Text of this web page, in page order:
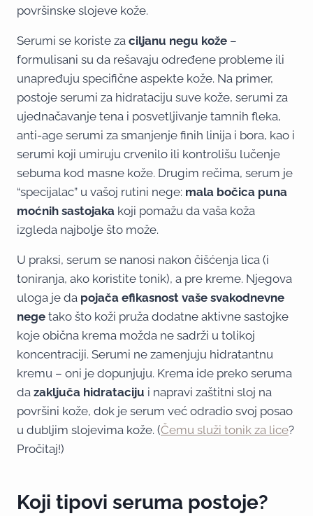
površinske slojeve kože.
Serumi se koriste za ciljanu negu kože –
formulisani su da rešavaju određene probleme ili
unapređuju specifične aspekte kože. Na primer,
postoje serumi za hidrataciju suve kože, serumi za
ujednačavanje tena i posvetljivanje tamnih fleka,
anti-age serumi za smanjenje finih linija i bora, kao i
serumi koji umiruju crvenilo ili kontrolišu lučenje
sebuma kod masne kože. Drugim rečima, serum je
“specijalac” u vašoj rutini nege: mala bočica puna
moćnih sastojaka koji pomažu da vaša koža
izgleda najbolje što može.
U praksi, serum se nanosi nakon čišćenja lica (i
toniranja, ako koristite tonik), a pre kreme. Njegova
uloga je da pojača efikasnost vaše svakodnevne
nege tako što koži pruža dodatne aktivne sastojke
koje obična krema možda ne sadrži u tolikoj
koncentraciji. Serumi ne zamenjuju hidratantnu
kremu – oni je dopunjuju. Krema ide preko seruma
da zaključa hidrataciju i napravi zaštitni sloj na
površini kože, dok je serum već odradio svoj posao
u dubljim slojevima kože. (Čemu služi tonik za lice?
Pročitaj!)
Koji tipovi seruma postoje?